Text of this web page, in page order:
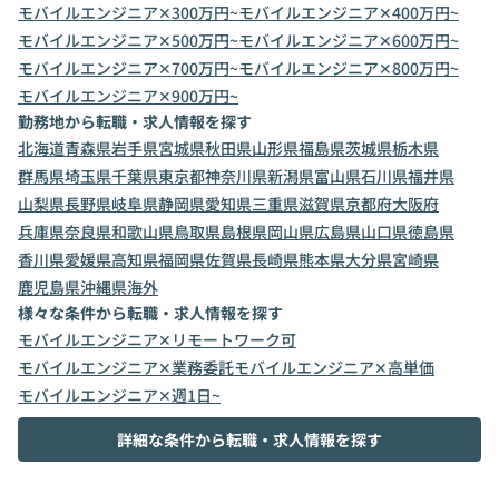
モバイルエンジニア✕300万円~モバイルエンジニア✕400万円~
モバイルエンジニア✕500万円~モバイルエンジニア✕600万円~
モバイルエンジニア✕700万円~モバイルエンジニア✕800万円~
モバイルエンジニア✕900万円~
勤務地から転職・求人情報を探す
北海道青森県岩手県宮城県秋田県山形県福島県茨城県栃木県
群馬県埼玉県千葉県東京都神奈川県新潟県富山県石川県福井県
山梨県長野県岐阜県静岡県愛知県三重県滋賀県京都府大阪府
兵庫県奈良県和歌山県鳥取県島根県岡山県広島県山口県徳島県
香川県愛媛県高知県福岡県佐賀県長崎県熊本県大分県宮崎県
鹿児島県沖縄県海外
様々な条件から転職・求人情報を探す
モバイルエンジニア✕リモートワーク可
モバイルエンジニア✕業務委託モバイルエンジニア✕高単価
モバイルエンジニア✕週1日~
詳細な条件から転職・求人情報を探す